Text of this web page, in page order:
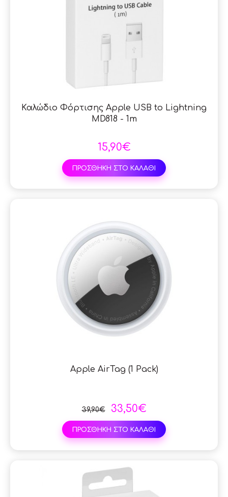
Καλώδιο Φόρτισης Apple USB to Lightning
MD818 - 1m
15,90€
ΠΡΟΣΘΗΚΗ ΣΤΟ ΚΑΛΑΘΙ
Apple AirTag (1 Pack)
39,90€ 33,50€
ΠΡΟΣΘΗΚΗ ΣΤΟ ΚΑΛΑΘΙ